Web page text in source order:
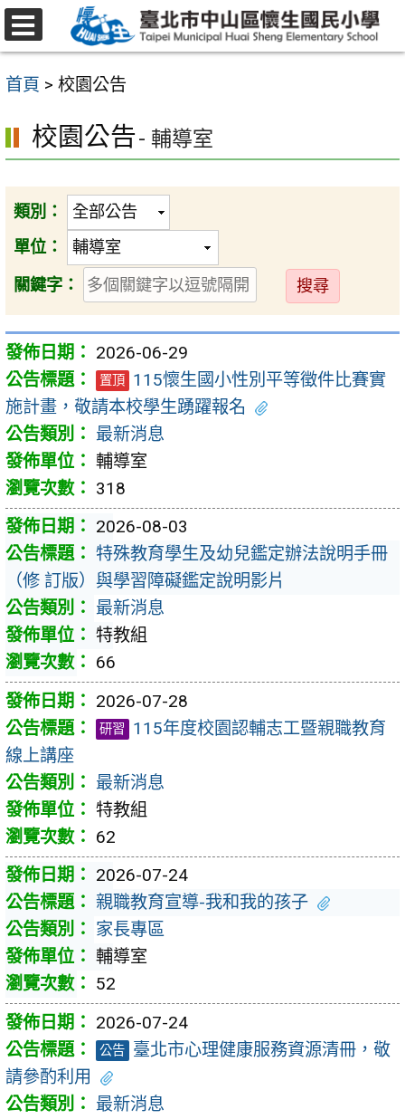
跳
至
要
容
首頁 > 校園公告
校園公告- 輔導室
類別：
單位：
關鍵字：
送
出
2026-06-29
置頂 115懷生國小性別平等徵件比賽實
施計畫，敬請本校學生踴躍報名
最新消息
輔導室
318
2026-08-03
特殊教育學生及幼兒鑑定辦法說明手冊
（修 訂版）與學習障礙鑑定說明影片
最新消息
特教組
66
2026-07-28
研習
115年度校園認輔志工暨親職教育
線上講座
最新消息
特教組
62
2026-07-24
親職教育宣導-我和我的孩子
家長專區
輔導室
52
2026-07-24
公告 臺北市心理健康服務資源清冊，敬
請參酌利用
最新消息
選
單